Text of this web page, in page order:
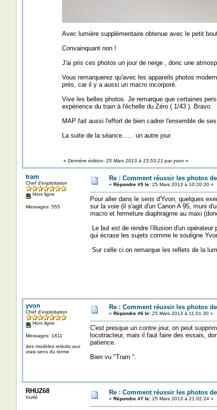
Avec lumière supplémentaire obtenue avec le petit
Convainquant non !
J'ai pris ces photos un jour de neige , donc une
Vous remarquerez qu'avec les appareils photos
près, car il y a aussi un macro incorporé.
Vive les belles photos. Je remarque que certaines
expérience du train à l'échelle du Zéro ( 1/43 ). Bravo.
MAP fait aussi l'effort de bien cadrer l'ensemble de
La suite de la séance...... un autre jour.
« Dernière édition: 25 Mars 2013 à 15:53:21 par yvon »
tram
Chef d'exploitation
Hors ligne
Messages: 555
Re : Comment réussir les photos
« Répondre #5 le:25 Mars 2013 à 10:20:20 »
Pour aller dans le sens d'Yvon, quelques
sur la voie (il s'agit d'un Canon A 95, muni
macro et fermeture diaphragme au maxi
Le but est de rendre l'illusion d'un
qui écrase les sujets comme le souligne
Sur celle ci on remarque les reflets de la
yvon
Chef d'exploitation
Hors ligne
Messages: 1811
des modèles reduits aux
vrais sens du terme
Re : Comment réussir les photos
« Répondre #6 le:25 Mars 2013 à 11:01:30 »
C'est presque un contre jour, on peut
locotracteur, mais il faut faire des essais,
patience.
Bien vu "Tram ".
RHUZ68
Invité
Re : Comment réussir les photos
« Répondre #7 le:25 Mars 2013 à 21:02:24 »